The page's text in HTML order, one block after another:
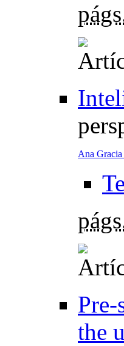
Ana
Pre-
the